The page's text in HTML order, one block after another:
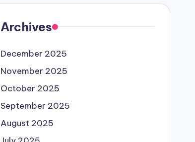
Archives
December 2025
November 2025
October 2025
September 2025
August 2025